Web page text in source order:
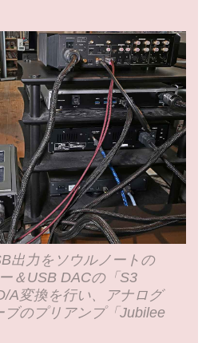
出力をソウルノートの
＆USB DACの「S3
A変換を行い、アナログ
のプリアンプ「Jubilee